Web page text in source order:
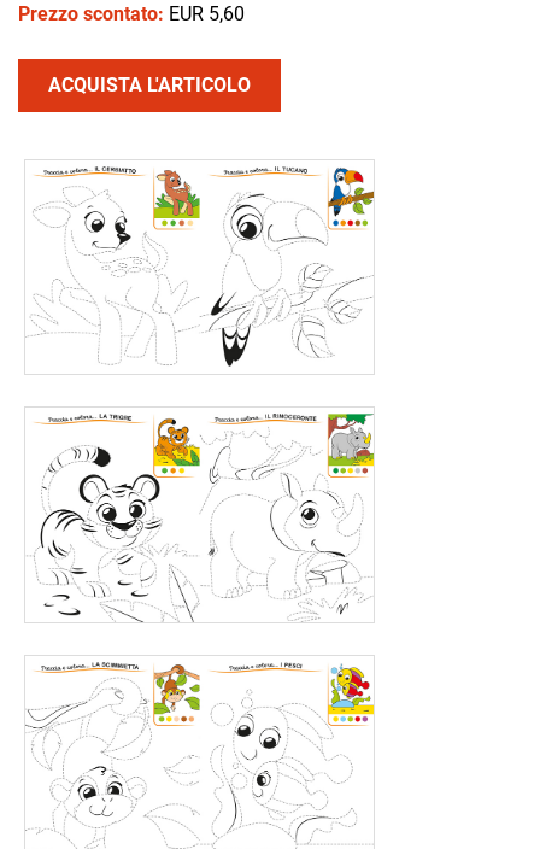
Prezzo scontato: EUR 5,60
ACQUISTA L'ARTICOLO